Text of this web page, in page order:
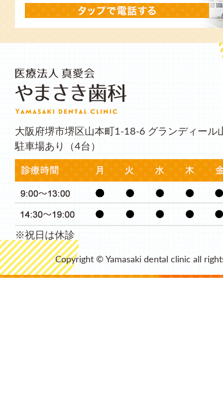
大阪府堺市堺区山本町1-18-6 グランディール
駐車場あり（4台）
※祝日は休診
Copyright © Yamasaki dental clinic all